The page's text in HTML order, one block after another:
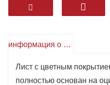
слоями жидкой
используются
модифицированный
полиэстер,
информация о продукте
Лист с цветным
полностью основан на